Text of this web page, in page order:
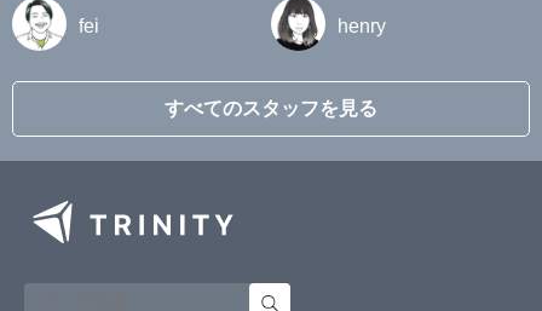
fei henry
すべてのスタッフを見る